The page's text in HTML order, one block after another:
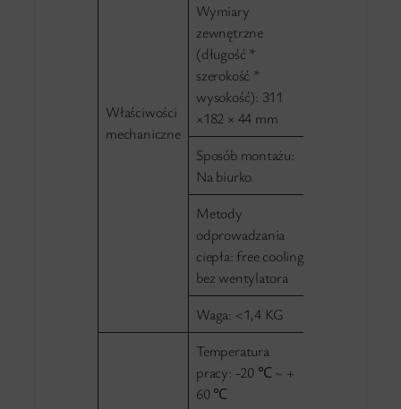
Właściwości
mechaniczne
Wymiary
zewnętrzne
(długość *
szerokość *
wysokość): 311
×182 × 44 mm
Sposób montażu:
Na biurko
Metody
odprowadzania
ciepła: free cooling
bez wentylatora
Waga: <1,4 KG
Temperatura
pracy: -20 ℃ ~ +
60 ℃